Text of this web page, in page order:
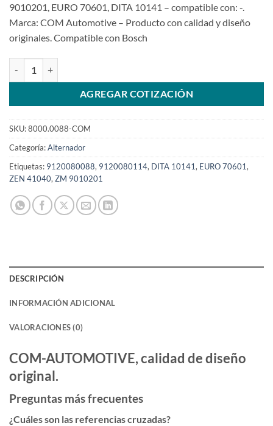
9010201, EURO 70601, DITA 10141 – compatible con: -.
Marca: COM Automotive – Producto con calidad y diseño
originales. Compatible con Bosch
AGREGAR COTIZACIÓN
SKU:8000.0088-COM
Categoría:Alternador
Etiquetas: 9120080088, 9120080114, DITA 10141, EURO 70601,
ZEN 41040, ZM 9010201
DESCRIPCIÓN
INFORMACIÓN ADICIONAL
VALORACIONES (0)
COM-AUTOMOTIVE, calidad de diseño
original.
Preguntas más frecuentes
¿Cuáles son las referencias cruzadas?